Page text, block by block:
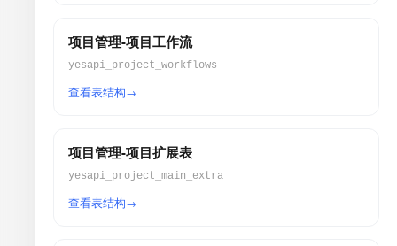
项目管理-项目工作流
yesapi_project_workflows
查看表结构
项目管理-项目扩展表
yesapi_project_main_extra
查看表结构